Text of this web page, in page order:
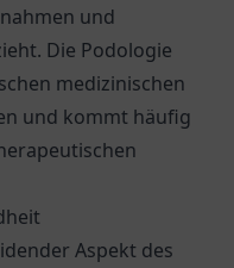
und
Die Podologie
medizinischen
und kommt häufig
Aspekt des